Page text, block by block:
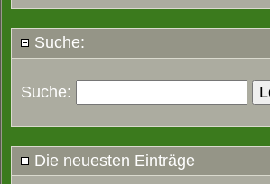
Suche:
Suche:
Die neuesten Einträge